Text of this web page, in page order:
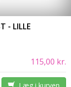
- LILLE
115,00 kr.